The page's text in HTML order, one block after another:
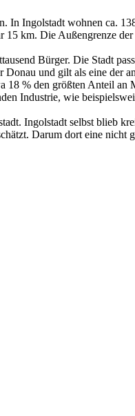
Ingolstadt wohnen ca.
km. Die Außengrenze
Bürger. Die Stadt
und gilt als eine
18 % den größten Anteil
Industrie, wie
Ingolstadt selbst blieb
Darum dort eine